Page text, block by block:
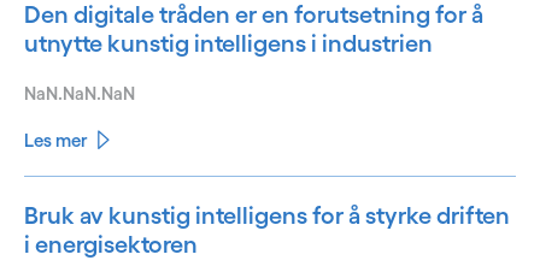
Den digitale tråden er en forutsetning for å
utnytte kunstig intelligens i industrien
NaN.NaN.NaN
Les mer
Bruk av kunstig intelligens for å styrke driften
i energisektoren